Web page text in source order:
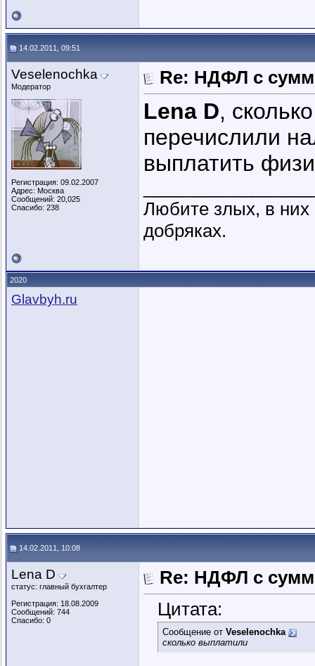
14.02.2011, 09:51
Veselenochka
Модератор
Регистрация: 09.02.2007
Адрес: Москва
Сообщений: 20,025
Спасибо: 238
Re: НДФЛ с
Lena D,
перечислили
выплатить
Любите злых, в
добряках.
2020
Glavbyh.ru
14.02.2011, 10:08
Lena D
статус: главный бухгалтер
Регистрация: 18.08.2009
Сообщений: 744
Спасибо: 0
Re: НДФЛ с
Цитата:
Сообщение от Veselenochka
сколько выплатили